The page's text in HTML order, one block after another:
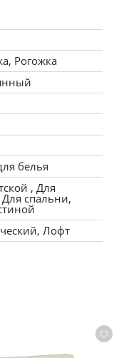
Рогожка
белья
, Для
спальни,
Лофт